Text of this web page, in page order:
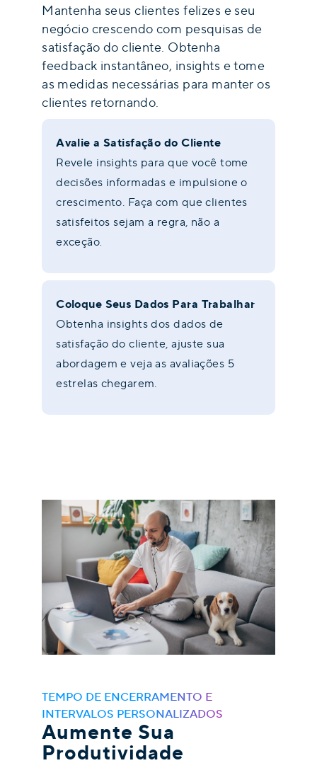
Mantenha seus clientes felizes e seu
negócio crescendo com pesquisas de
satisfação do cliente. Obtenha
feedback instantâneo, insights e tome
as medidas necessárias para manter os
clientes retornando.
Avalie a Satisfação do Cliente
Revele insights para que você tome
decisões informadas e impulsione o
crescimento. Faça com que clientes
satisfeitos sejam a regra, não a
exceção.
Coloque Seus Dados Para Trabalhar
Obtenha insights dos dados de
satisfação do cliente, ajuste sua
abordagem e veja as avaliações 5
estrelas chegarem.
TEMPO DE ENCERRAMENTO E
INTERVALOS PERSONALIZADOS
Aumente Sua
Produtividade